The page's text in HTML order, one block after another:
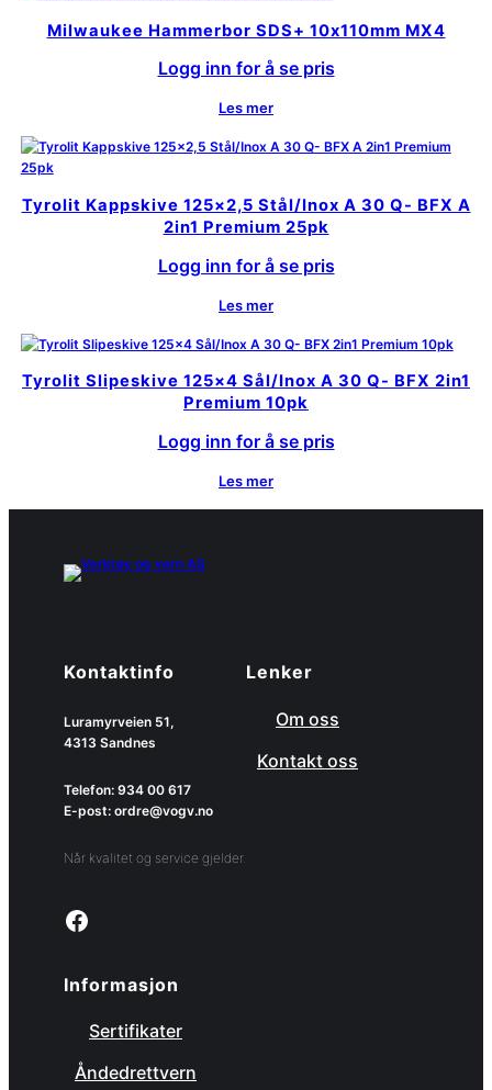
Milwaukee Hammerbor SDS+ 10x110mm MX4
Logg inn for å se pris
Les mer
Tyrolit Kappskive 125×2,5 Stål/Inox A 30 Q- BFX A
2in1 Premium 25pk
Logg inn for å se pris
Les mer
Tyrolit Slipeskive 125×4 Sål/Inox A 30 Q- BFX 2in1
Premium 10pk
Logg inn for å se pris
Les mer
Kontaktinfo
Luramyrveien 51,
4313 Sandnes
Telefon: 934 00 617
E-post: ordre@vogv.no
Når kvalitet og service gjelder.
Link to facebook page
Lenker
Om oss
Kontakt oss
Informasjon
Sertifikater
Åndedrettvern